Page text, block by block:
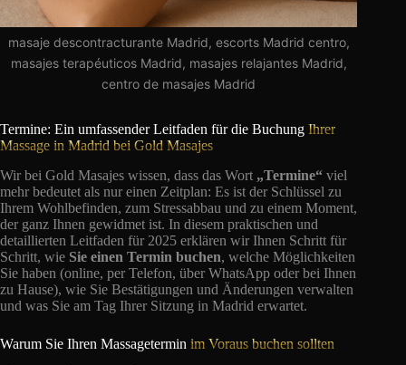
masaje descontracturante Madrid, escorts Madrid centro,
masajes terapéuticos Madrid, masajes relajantes Madrid,
centro de masajes Madrid
Termine: Ein umfassender Leitfaden für die Buchung Ihrer
Massage in Madrid bei Gold Masajes
Wir bei Gold Masajes wissen, dass das Wort „Termine“ viel
mehr bedeutet als nur einen Zeitplan: Es ist der Schlüssel zu
Ihrem Wohlbefinden, zum Stressabbau und zu einem Moment,
der ganz Ihnen gewidmet ist. In diesem praktischen und
detaillierten Leitfaden für 2025 erklären wir Ihnen Schritt für
Schritt, wie Sie einen Termin buchen, welche Möglichkeiten
Sie haben (online, per Telefon, über WhatsApp oder bei Ihnen
zu Hause), wie Sie Bestätigungen und Änderungen verwalten
und was Sie am Tag Ihrer Sitzung in Madrid erwartet.
Warum Sie Ihren Massagetermin im Voraus buchen sollten